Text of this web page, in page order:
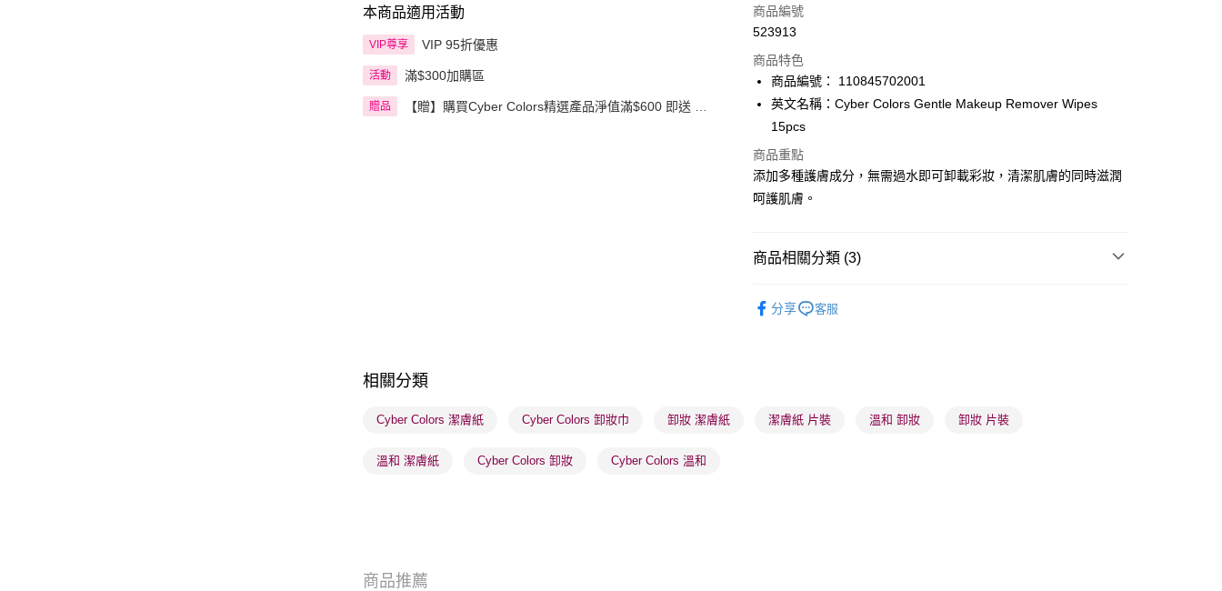
本商品適用活動
VIP尊享 VIP 95折優惠
活動 滿$300加購區
贈品
【贈】購買Cyber Colors精選產品淨值滿$600 即送 迷
信用卡
AlipayHK
PayMe
BoC Pay
順豐自助櫃 - 確認發貨後1-3個工作天送達
商品編號
523913
商品特色
商品編號： 110845702001
英文名稱：Cyber Colors Gentle Makeup Remover Wipes
15pcs
商品重點
添加多種護膚成分，無需過水即可卸載彩妝，清潔肌膚的同時滋潤
呵護肌膚。
商品相關分類 (3)
分享 客服
相關分類
Cyber Colors 潔膚紙 Cyber Colors 卸妝巾 卸妝 潔膚紙 潔膚紙 片裝 溫和 卸妝 卸妝 片裝
溫和 潔膚紙 Cyber Colors 卸妝 Cyber Colors 溫和
商品推薦